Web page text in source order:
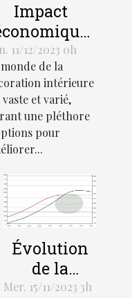
Impact
l'industrie
des stores
décoratifs
11/12/2023 0h
de la
intérieure
vaste et varié,
une pléthore
pour
Évolution
de la
demande
Mer. 15/11/2023 3h